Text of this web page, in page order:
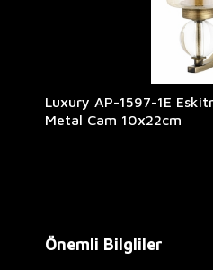
Luxury AP-1597-1E
Metal Cam 10x22cm
Önemli Bilgliler